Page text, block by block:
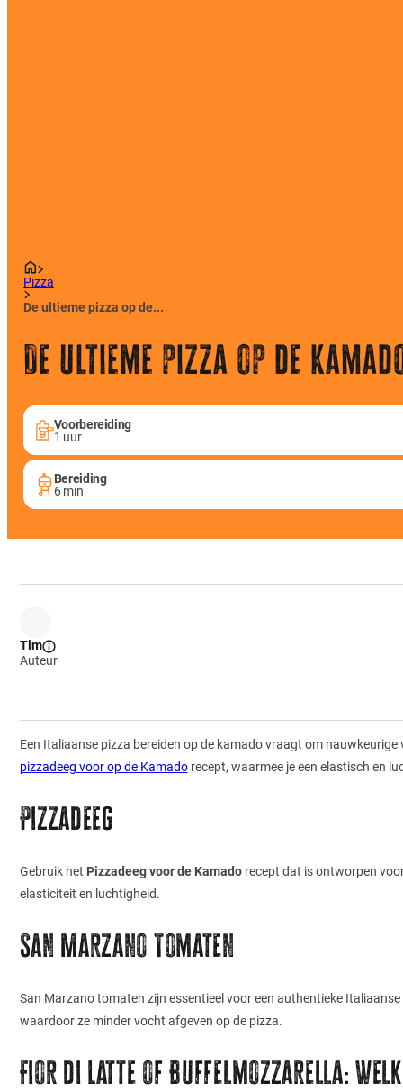
Pizza
De ultieme pizza op de...
De ultieme pizza op de
Voorbereiding
1 uur
Bereiding
6 min
Tim
Auteur
Een Italiaanse pizza bereiden op de kamado vraagt om
pizzadeeg voor op de Kamadorecept, waarmee je een elastisch en
Pizzadeeg
Gebruik het Pizzadeeg voor de Kamadorecept dat is ontworpen
elasticiteit en luchtigheid.
San Marzano Tomaten
San Marzano tomaten zijn essentieel voor een authentieke
waardoor ze minder vocht afgeven op de pizza.
Fior di Latte of Buffelmozzarella: